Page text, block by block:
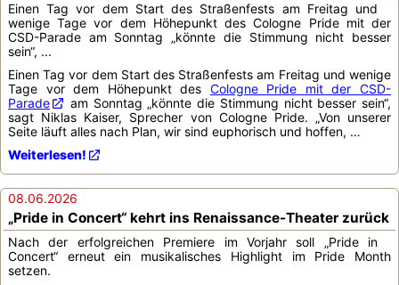
Einen Tag vor dem Start des Straßenfests am Freitag und
wenige Tage vor dem Höhepunkt des Cologne Pride mit der
CSD-Parade am Sonntag „könnte die Stimmung nicht besser
sein“, ...
Einen Tag vor dem Start des Straßenfests am Freitag und wenige
Tage vor dem Höhepunkt des Cologne Pride mit der CSD-
Parade
am Sonntag „könnte die Stimmung nicht besser sein“,
sagt Niklas Kaiser, Sprecher von Cologne Pride. „Von unserer
Seite läuft alles nach Plan, wir sind euphorisch und hoffen, …
Weiterlesen!
08.06.2026
„Pride in Concert“ kehrt ins Renaissance-Theater zurück
Nach der erfolgreichen Premiere im Vorjahr soll „Pride in
Concert“ erneut ein musikalisches Highlight im Pride Month
setzen.